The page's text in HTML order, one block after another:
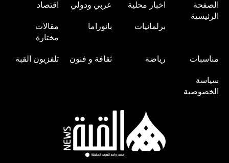
الصفحة
الرئيسية
اخبار محلية عربي ودولي اقتصاد
برلمانيات بانوراما
مقالات
مختارة
مناسبات رياضة ثقافة و فنون تلفزيون القبة
سياسة
الخصوصية